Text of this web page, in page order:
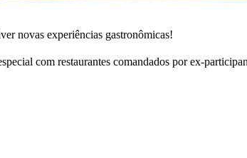
novas experiências gastronômicas!
com restaurantes comandados por ex-